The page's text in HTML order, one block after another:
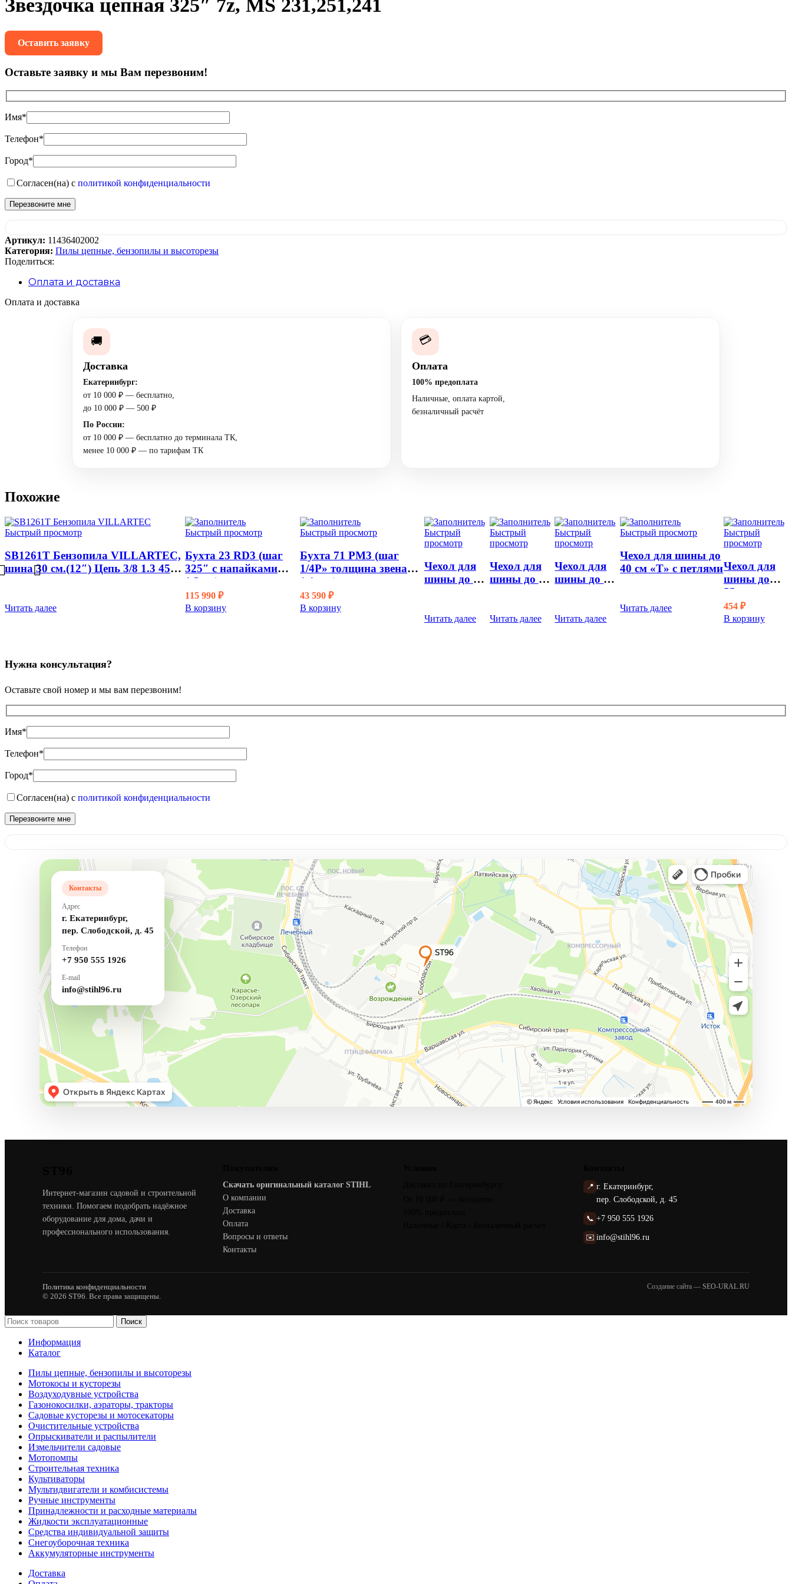
Звездочка цепная 325″ 7z, MS 231,251,241
Оставить заявку
Оставьте заявку и мы Вам перезвоним!
Имя*
Телефон*
Город*
Согласен(на) с политикой конфиденциальности
Артикул: 11436402002
Категория: Пилы цепные, бензопилы и высоторезы
Поделиться:
Оплата и доставка
Оплата и доставка
🚚
Доставка
Екатеринбург:
от 10 000 ₽ — бесплатно,
до 10 000 ₽ — 500 ₽
По России:
от 10 000 ₽ — бесплатно до терминала ТК,
менее 10 000 ₽ — по тарифам ТК
💳
Оплата
100% предоплата
Наличные, оплата картой,
безналичный расчёт
Похожие
Быстрый просмотр
SB1261T Бензопила VILLARTEC,
шина 30 см.(12″) Цепь 3/8 1.3 45
Читать далее
Быстрый просмотр
Бухта 23 RD3 (шаг
325″ с напайками
1,3мм)
115 990₽
В корзину
Быстрый просмотр
Бухта 71 PM3 (шаг
1/4P» толщина звена
1,1 мм)
43 590 ₽
В корзину
Быстрый
просмотр
Чехол для
шины до 30
Читать далее
Быстрый
просмотр
Чехол для
шины до 35
Читать далее
Быстрый
просмотр
Чехол для
шины до 37
Читать далее
Быстрый просмотр
Чехол для шины до
40 см «T» c петлями
Читать далее
Быстрый
просмотр
Чехол для
шины до
55см
454 ₽
В корзину
Нужна консультация?
Оставьте свой номер и мы вам перезвоним!
Имя*
Телефон*
Город*
Согласен(на) с политикой конфиденциальности
Контакты
Адрес
г. Екатеринбург,
пер. Слободской, д. 45
Телефон
+7 950 555 1926
E-mail
info@stihl96.ru
Интернет-магазин садовой и строительной
техники. Помогаем подобрать надёжное
оборудование для дома, дачи и
профессионального использования.
Скачать оригинальный каталог STIHL
О компании
Доставка
Оплата
Вопросы и ответы
Контакты
📍 г. Екатеринбург,
пер. Слободской, д. 45
📞 +7 950 555 1926
✉️ info@stihl96.ru
Политика конфиденциальности
© 2026 ST96. Все права защищены.
Создание сайта — SEO-URAL.RU
Поиск
Информация
Каталог
Пилы цепные, бензопилы и высоторезы
Мотокосы и кусторезы
Воздуходувные устройства
Газонокосилки, аэраторы, тракторы
Садовые кусторезы и мотосекаторы
Очистительные устройства
Опрыскиватели и распылители
Измельчители садовые
Мотопомпы
Строительная техника
Культиваторы
Мультидвигатели и комбисистемы
Ручные инструменты
Принадлежности и расходные материалы
Жидкости эксплуатационные
Средства индивидуальной защиты
Снегоуборочная техника
Аккумуляторные инструменты
Доставка